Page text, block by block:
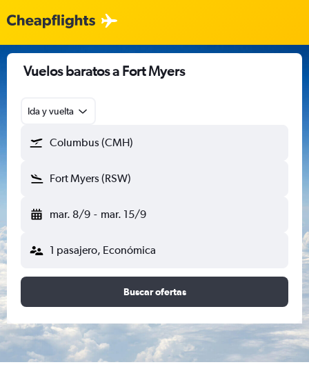
Vuelos baratos a Fort Myers
Ida y vuelta
Columbus (CMH)
Fort Myers (RSW)
mar. 8/9 - mar. 15/9
1 pasajero, Económica
Buscar ofertas